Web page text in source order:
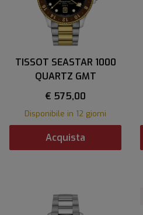
TISSOT SEASTAR 1000
QUARTZ GMT
€ 575,00
Disponibile in 12 giorni
Acquista